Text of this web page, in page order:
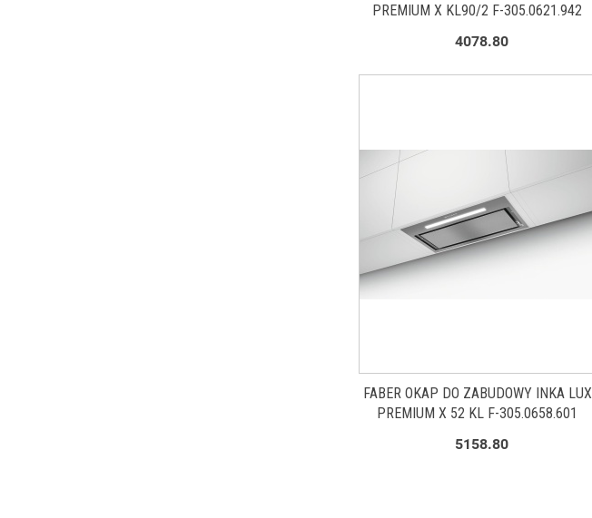
PREMIUM X KL90/2 F-305.0621.942
4078.80
FABER OKAP DO ZABUDOWY INKA LUX
PREMIUM X 52 KL F-305.0658.601
5158.80